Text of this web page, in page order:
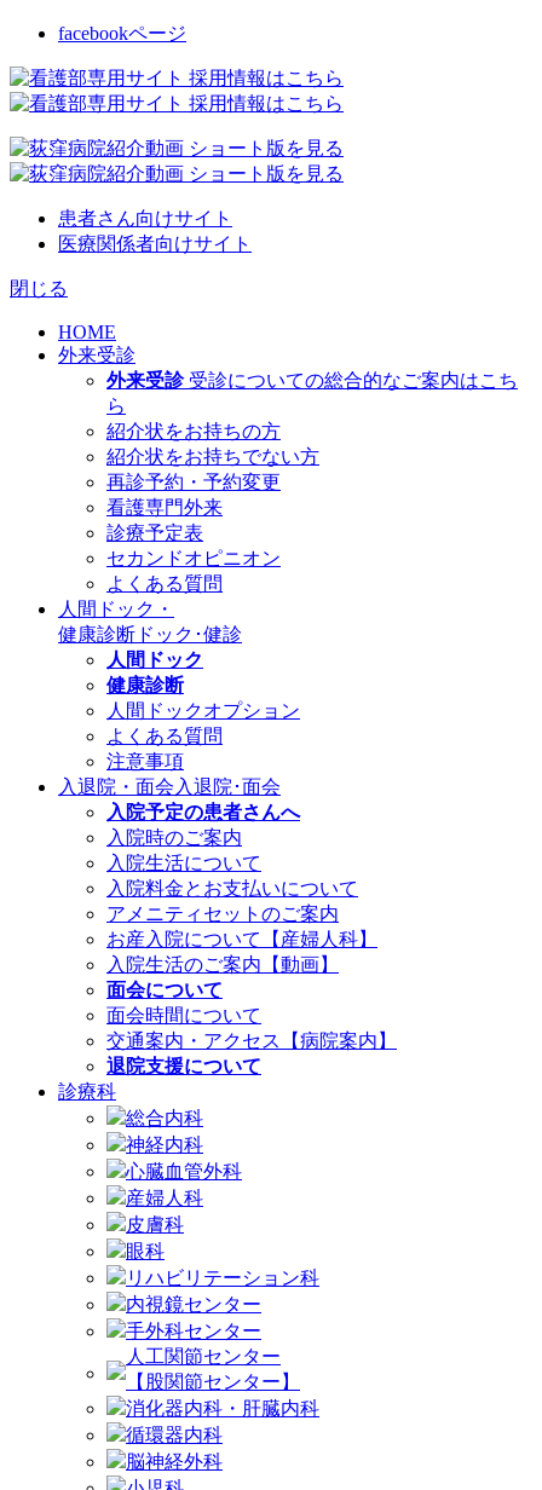
facebookページ
患者さん向けサイト
医療関係者向けサイト
閉じる
HOME
外来受診
外来受診 受診についての総合的なご案内はこち
ら
紹介状をお持ちの方
紹介状をお持ちでない方
再診予約・予約変更
看護専門外来
診療予定表
セカンドオピニオン
よくある質問
人間ドック・
健康診断 ドック･健診
人間ドック
健康診断
人間ドックオプション
よくある質問
注意事項
入退院・面会 入退院･面会
入院予定の患者さんへ
入院時のご案内
入院生活について
入院料金とお支払いについて
アメニティセットのご案内
お産入院について【産婦人科】
入院生活のご案内【動画】
面会について
面会時間について
交通案内・アクセス【病院案内】
退院支援について
診療科
総合内科
神経内科
心臓血管外科
産婦人科
皮膚科
眼科
リハビリテーション科
内視鏡センター
手外科センター
人工関節センター
【股関節センター】
消化器内科・肝臓内科
循環器内科
脳神経外科